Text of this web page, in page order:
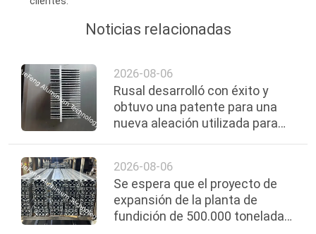
SITIO
PRIVACY
POLICY
Noticias relacionadas
2026-08-06
Rusal desarrolló con éxito y
obtuvo una patente para una
nueva aleación utilizada para
2026-08-06
Se espera que el proyecto de
expansión de la planta de
fundición de 500.000 toneladas